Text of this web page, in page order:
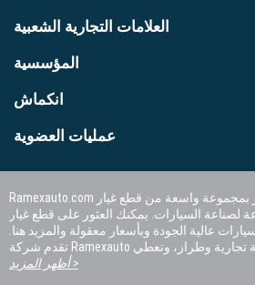
العلامات التجارية الشعبية
المؤسسية
انكماش
عمليات العضوية
Ramexauto.com هو متجر على الإنترنت يتميز بمجموعة واسعة من قطع غيار
لصناعة السيارات. يمكنك العثور على قطع غيار
عالية الجودة وبأسعار معقولة والمزيد هنا.
تقدم شركة Ramexauto حلولاً خاصة لكل علامة تجارية وطراز، وتعطي
أظهر المزيد >